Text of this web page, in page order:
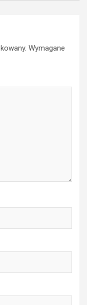
Wymagane